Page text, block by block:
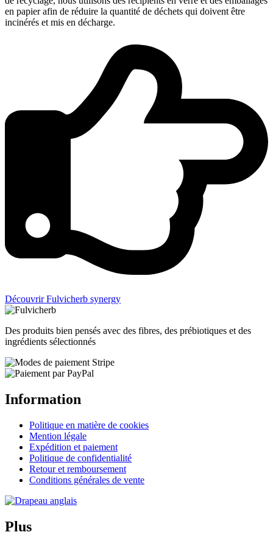
en papier afin de réduire la quantité de déchets qui doivent être
incinérés et mis en décharge.
Découvrir Fulvicherb synergy
Des produits bien pensés avec des fibres, des prébiotiques et des
ingrédients sélectionnés
Information
Politique en matière de cookies
Mention légale
Expédition et paiement
Politique de confidentialité
Retour et remboursement
Conditions générales de vente
Plus